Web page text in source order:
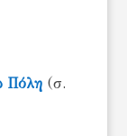
Πόλη(σ.